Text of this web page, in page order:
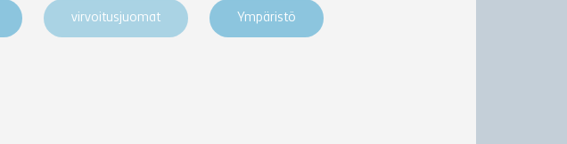
virvoitusjuomat Ympäristö